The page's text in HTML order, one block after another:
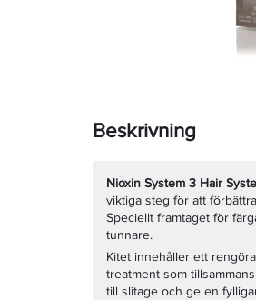
Beskrivning
Nioxin System 3 Hair
viktiga steg för att
Speciellt framtaget för
tunnare.
Kitet innehåller ett
treatment som
till slitage och ge en